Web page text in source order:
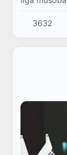
3632